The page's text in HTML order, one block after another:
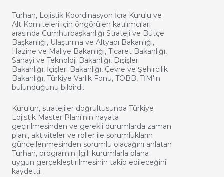
Turhan, Lojistik Koordinasyon İcra Kurulu ve
Alt Komiteleri için öngörülen katılımcıları
arasında Cumhurbaşkanlığı Strateji ve Bütçe
Başkanlığı, Ulaştırma ve Altyapı Bakanlığı,
Hazine ve Maliye Bakanlığı, Ticaret Bakanlığı,
Sanayi ve Teknoloji Bakanlığı, Dışişleri
Bakanlığı, İçişleri Bakanlığı, Çevre ve Şehircilik
Bakanlığı, Türkiye Varlık Fonu, TOBB, TİM'in
bulunduğunu bildirdi.
Kurulun, stratejiler doğrultusunda Türkiye
Lojistik Master Planı'nın hayata
geçirilmesinden ve gerekli durumlarda zaman
planı, aktiviteler ve roller ile sorumlukların
güncellenmesinden sorumlu olacağını anlatan
Turhan, programın ilgili kurumlarla plana
uygun gerçekleştirilmesinin takip edileceğini
kaydetti.